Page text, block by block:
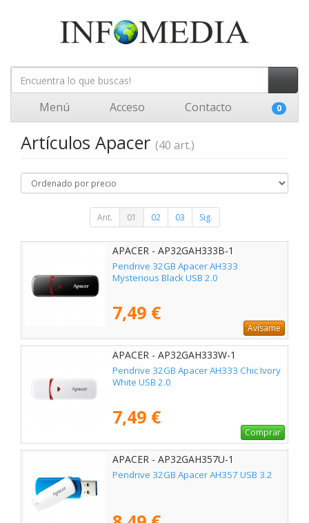
Menú Acceso Contacto 0
Artículos Apacer (40 art.)
Ant. 01 02 03 Sig.
APACER - AP32GAH333B-1
Pendrive 32GB Apacer AH333
Mysterious Black USB 2.0
7,49 €
Avísame
APACER - AP32GAH333W-1
Pendrive 32GB Apacer AH333 Chic Ivory
White USB 2.0
7,49 €
Comprar
APACER - AP32GAH357U-1
Pendrive 32GB Apacer AH357 USB 3.2